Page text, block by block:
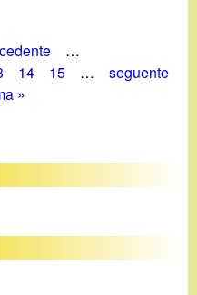
…
14 15 …
seguente
»